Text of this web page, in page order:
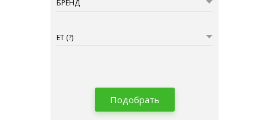
БРЕНД
ET (?)
Подобрать